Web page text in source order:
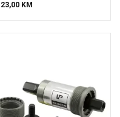
23,00 KM